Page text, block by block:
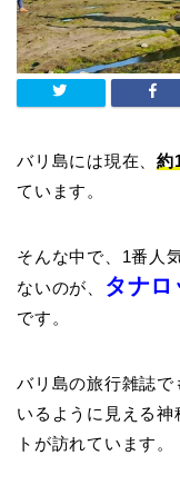
バリ島には現在、約
ています。
そんな中で、1番人
ないのが、
タナ
です。
バリ島の旅行雑誌
いるように見える
トが訪れています。